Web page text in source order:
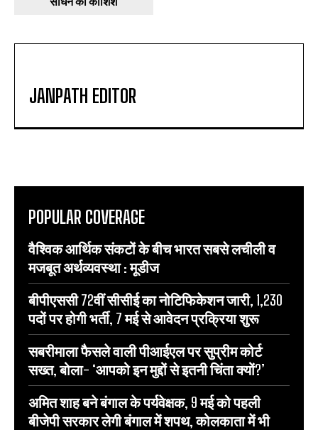
JANPATH EDITOR
POPULAR COVERAGE
वैश्विक आर्थिक संकटों के बीच भारत सबसे लचीली व
मजबूत अर्थव्यवस्था : मूडीज
बीपीएससी 72वीं सीसीई का नोटिफिकेशन जारी, 1,230
पदों पर होगी भर्ती, 7 मई से आवेदन प्रक्रिया शुरू
सबरीमाला फैसले वाली पीआईएल पर सुप्रीम कोर्ट
सख्त, बोला- ‘आपको इन मुद्दों से इतनी चिंता क्यों?’
अमित शाह बने बंगाल के पर्यवेक्षक, 9 मई को पहली
बीजेपी सरकार लेगी बंगाल में शपथ, कोलकाता में भी